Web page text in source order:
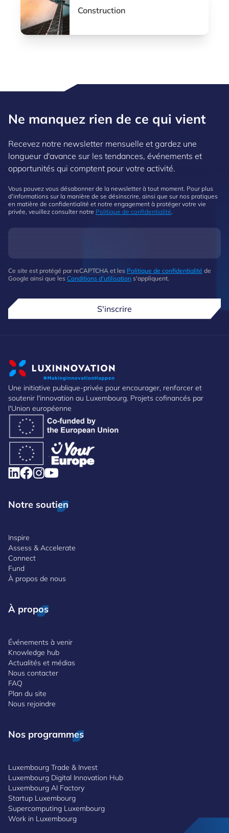
Construction
Ne manquez rien de ce qui vient
Recevez notre newsletter mensuelle et gardez une
longueur d'avance sur les tendances, événements et
opportunités qui comptent pour votre activité.
Vous pouvez vous désabonner de la newsletter à tout moment. Pour plus
d'informations sur la manière de se désinscrire, ainsi que sur nos pratiques
en matière de confidentialité et notre engagement à protéger votre vie
privée, veuillez consulter notre Politique de confidentialité
Ce site est protégé par reCAPTCHA et les Politique de confidentialité de
Google ainsi que les Conditions d'utilisation s'appliquent.
S'inscrire
Une initiative publique-privée pour encourager, renforcer et
soutenir l'innovation au Luxembourg. Projets cofinancés par
l'Union européenne
Notre soutien
Inspire
Assess & Accelerate
Connect
Fund
À propos de nous
À propos
Événements à venir
Knowledge hub
Actualités et médias
Nous contacter
FAQ
Plan du site
Nous rejoindre
Nos programmes
Luxembourg Trade & Invest
Luxembourg Digital Innovation Hub
Luxembourg AI Factory
Startup Luxembourg
Supercomputing Luxembourg
Work in Luxembourg